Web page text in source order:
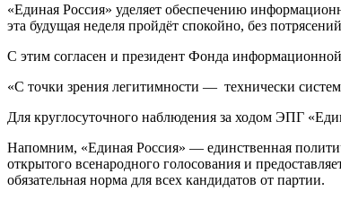
«Единая Россия» уделяет обеспечению
эта будущая неделя пройдёт спокойно, без
С этим согласен и президент Фонда
«С точки зрения легитимности — технически
Для круглосуточного наблюдения за ходом ЭПГ
Напомним, «Единая Россия» — единственная
открытого всенародного голосования и
обязательная норма для всех кандидатов от партии.